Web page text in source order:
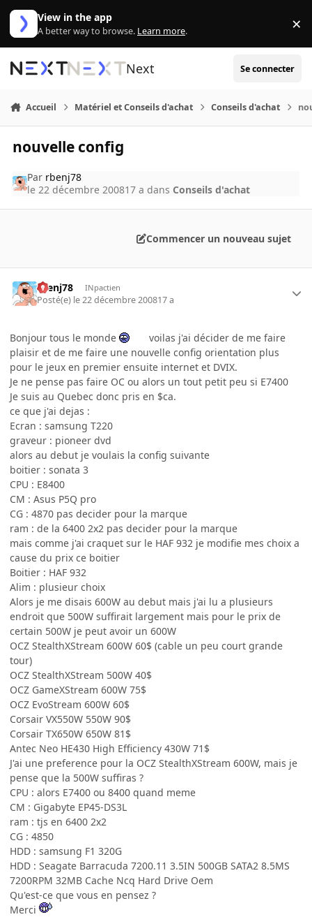
Aller au contenu
View in the app
A better way to browse. Learn more. ×
Next Se connecter
Accueil Matériel et Conseils d'achat Conseils d'achat
nouvelle config
Par rbenj78
le 22 décembre 200817 a dans Conseils d'achat
Commencer un nouveau sujet
rbenj78 INpactien
Posté(e) le 22 décembre 200817 a
Bonjour tous le monde
voilas j'ai décider de me faire
plaisir et de me faire une nouvelle config orientation plus
pour le jeux en premier ensuite internet et DVIX.
Je ne pense pas faire OC ou alors un tout petit peu si E7400
Je suis au Quebec donc pris en $ca.
ce que j'ai dejas :
Ecran : samsung T220
graveur : pioneer dvd
alors au debut je voulais la config suivante
boitier : sonata 3
CPU : E8400
CM : Asus P5Q pro
CG : 4870 pas decider pour la marque
ram : de la 6400 2x2 pas decider pour la marque
mais comme j'ai craquet sur le HAF 932 je modifie mes choix a
cause du prix ce boitier
Boitier : HAF 932
Alim : plusieur choix
Alors je me disais 600W au debut mais j'ai lu a plusieurs
endroit que 500W suffirait largement mais pour le prix de
certain 500W je peut avoir un 600W
OCZ StealthXStream 600W 60$ (cable un peu court grande
tour)
OCZ StealthXStream 500W 40$
OCZ GameXStream 600W 75$
OCZ EvoStream 600W 60$
Corsair VX550W 550W 90$
Corsair TX650W 650W 81$
Antec Neo HE430 High Efficiency 430W 71$
J'ai une preference pour la OCZ StealthXStream 600W, mais je
pense que la 500W suffiras ?
CPU : alors E7400 ou 8400 quand meme
CM : Gigabyte EP45-DS3L
ram : tjs en 6400 2x2
CG : 4850
HDD : samsung F1 320G
HDD : Seagate Barracuda 7200.11 3.5IN 500GB SATA2 8.5MS
7200RPM 32MB Cache Ncq Hard Drive Oem
Qu'est-ce que vous en pensez ?
Merci